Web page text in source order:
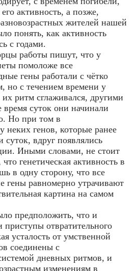
активность, а позже,
жителей нашей
понять, как активность
с годами.
работы пишут, что у
помоложе все
гены работали с чётко
но с течением времени у
их ритм сглаживался, другими
время суток они начинали
Но при том в
неких генов, которые ранее
суток, вдруг появлялись
Иными словами, не стоит
генетическая активность в
в одну сторону, что все
гены равномерно утрачивают
картина на самом
предположить, что и
приступы отвратительного
усталость от умственной
соединены с
дневных ритмов, и
изменениям в